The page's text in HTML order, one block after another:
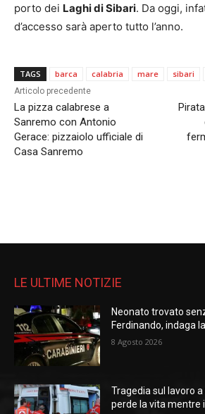
porto dei Laghi di Sibari. Da oggi,
d’accesso sarà aperto tutto l’anno.
TAGS barca calabria mare sibari
Articolo precedente
La pizza calabrese a
Sanremo con Antonio
Gerace: pizzaiolo ufficiale di
Casa Sanremo
LE ULTIME NOTIZIE
Neonato trovato
Ferdinando, indaga
8 Agosto 2026
Tragedia sul lavoro
perde la vita mentre